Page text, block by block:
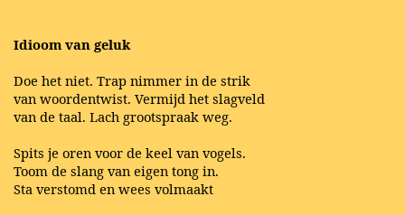
Idioom van geluk
Doe het niet. Trap nimmer in de strik
van woordentwist. Vermijd het slagveld
van de taal. Lach grootspraak weg.
Spits je oren voor de keel van vogels.
Toom de slang van eigen tong in.
Sta verstomd en wees volmaakt